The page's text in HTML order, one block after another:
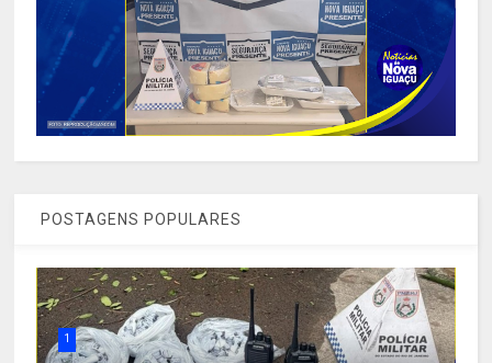
POSTAGENS POPULARES
1